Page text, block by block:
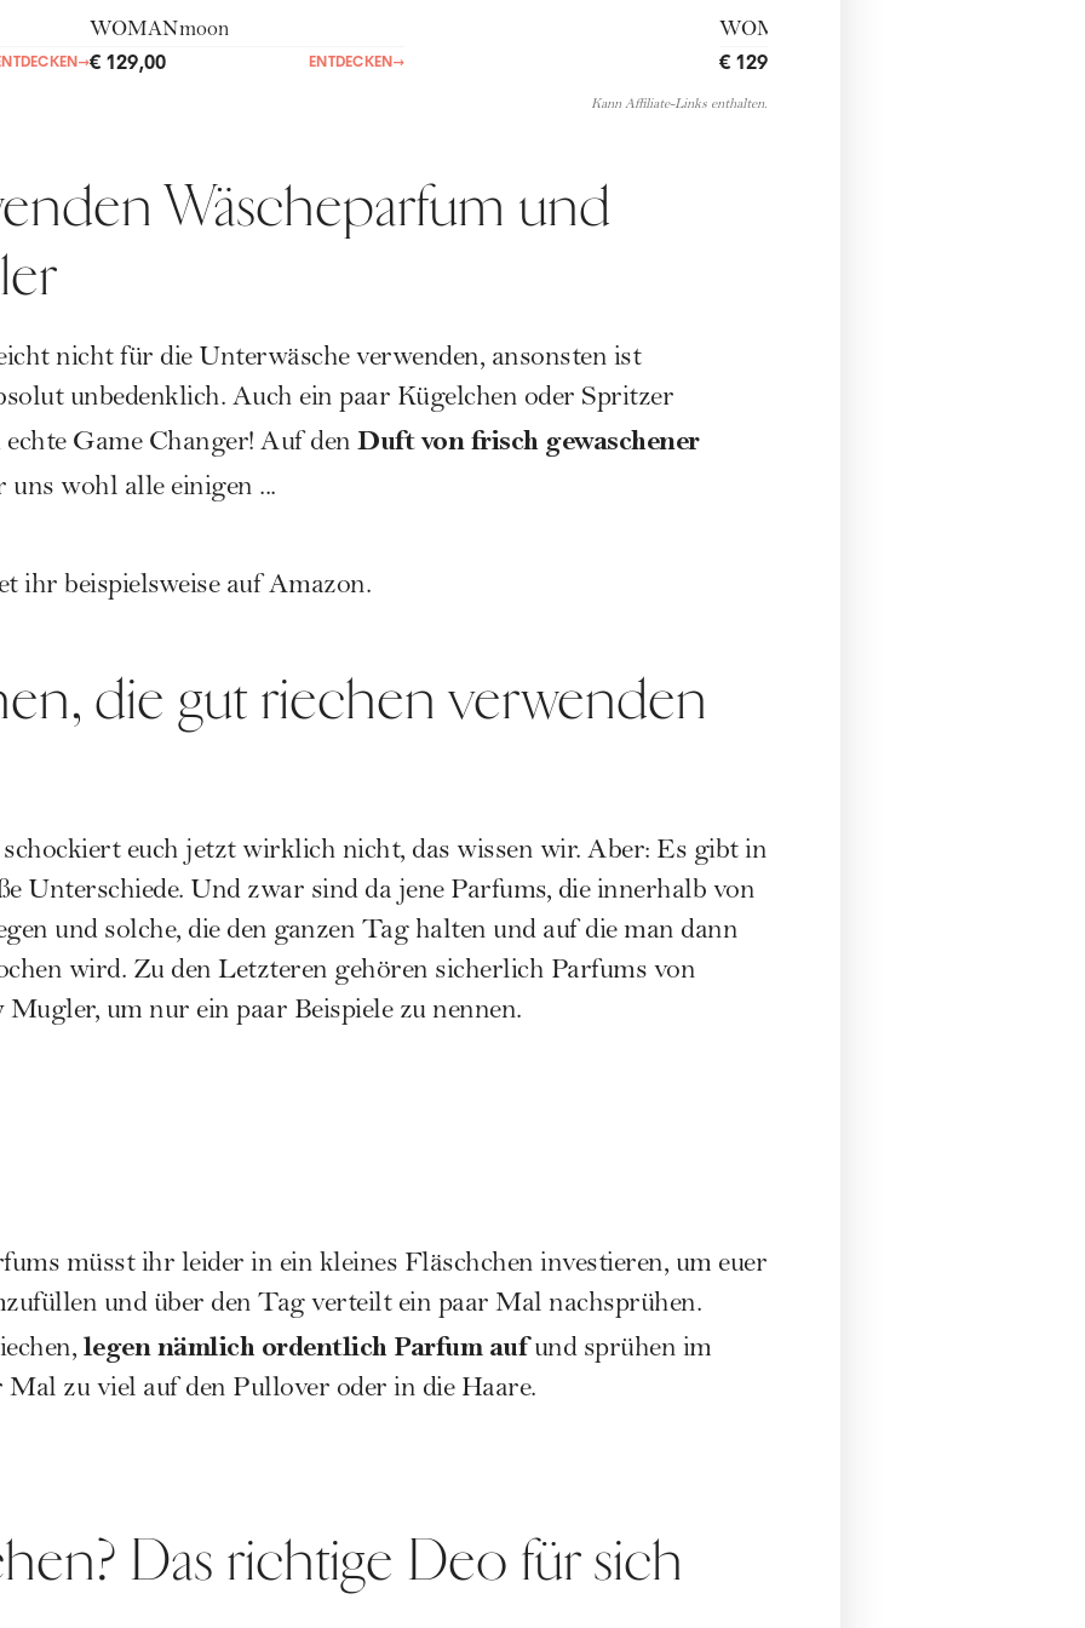
→
WOMANmoon
€ 129,00 ENTDECKEN→
WOMANtrendbag
€ 129,00
Kann Affiliate-Links enthalten.
Wäscheparfum und
nicht für die Unterwäsche verwenden, ansonsten ist
unbedenklich. Auch ein paar Kügelchen oder Spritzer
Game Changer! Auf den Duft von frisch gewaschener
wohl alle einigen ...
ihr beispielsweise auf Amazon.
die gut riechen verwenden
euch jetzt wirklich nicht, das wissen wir. Aber: Es gibt in
Unterschiede. Und zwar sind da jene Parfums, die innerhalb von
und solche, die den ganzen Tag halten und auf die man dann
wird. Zu den Letzteren gehören sicherlich Parfums von
um nur ein paar Beispiele zu nennen.
müsst ihr leider in ein kleines Fläschchen investieren, um euer
und über den Tag verteilt ein paar Mal nachsprühen.
legen nämlich ordentlich Parfum aufund sprühen im
zu viel auf den Pullover oder in die Haare.
Das richtige Deo für sich